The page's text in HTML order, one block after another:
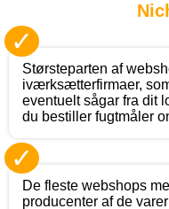
✓
Størsteparten af
iværksætterfirmaer,
eventuelt sågar fra dit
du bestiller fugtmåler
✓
De fleste webshops
producenter af de